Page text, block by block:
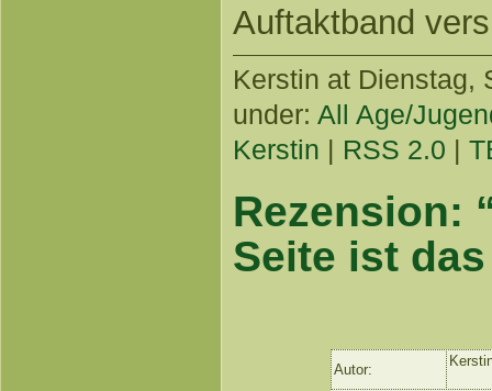
Auftaktband
Kerstin at Dienstag,
under: All Age/
Kerstin | RSS 2.0 |
Rezension:
Seite ist
Autor: